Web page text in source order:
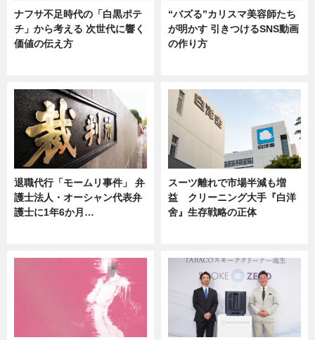
ナフサ不足時代の「白黒ポテ
チ」から考える 次世代に響く
価値の伝え方
“バズる”カリスマ美容師たち
が明かす 引きつけるSNS動画
の作り方
退職代行「モームリ事件」 弁
護士法人・オーシャン代表弁
護士に1年6か月…
スーツ離れで市場半減も増
益 クリーニング大手『白洋
舍』生存戦略の正体